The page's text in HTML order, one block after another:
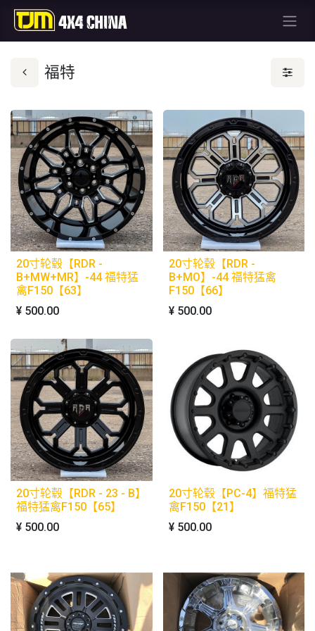
福特
20寸轮毂【RDR -
B+MW+MR】-44 福特猛
禽F150【63】
¥ 500.00
20寸轮毂【RDR -
B+MO】-44 福特猛禽
F150【66】
¥ 500.00
20寸轮毂【RDR - 23 - B】
福特猛禽F150【65】
¥ 500.00
20寸轮毂【PC-4】福特猛
禽F150【21】
¥ 500.00